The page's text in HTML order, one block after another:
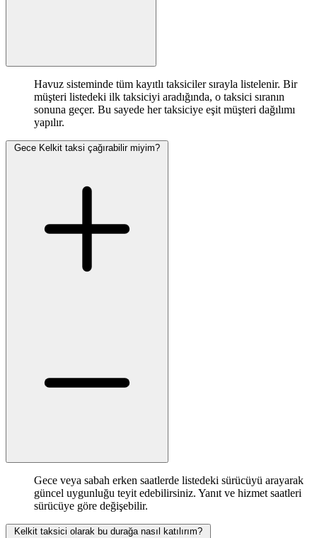
Havuz sisteminde tüm kayıtlı taksiciler sırayla listelenir. Bir
müşteri listedeki ilk taksiciyi aradığında, o taksici sıranın
sonuna geçer. Bu sayede her taksiciye eşit müşteri dağılımı
yapılır.
Gece Kelkit taksi çağırabilir miyim?
Gece veya sabah erken saatlerde listedeki sürücüyü arayarak
güncel uygunluğu teyit edebilirsiniz. Yanıt ve hizmet saatleri
sürücüye göre değişebilir.
Kelkit taksici olarak bu durağa nasıl katılırım?